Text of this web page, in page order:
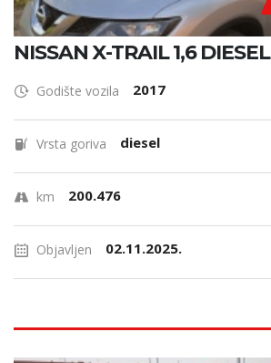
NISSAN X-TRAIL 1,6 DIESEL
Godište vozila 2017
Vrsta goriva diesel
km 200.476
Objavljen 02.11.2025.